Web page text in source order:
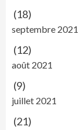
(18)
septembre 2021
(12)
août 2021
(9)
juillet 2021
(21)